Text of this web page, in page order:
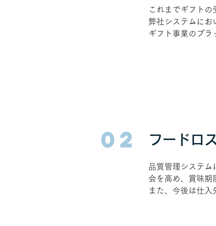
これまでギフトの
弊社システムにお
ギフト事業のプラ
02 フードロ
品質管理システム
会を高め、賞味期
また、今後は仕入